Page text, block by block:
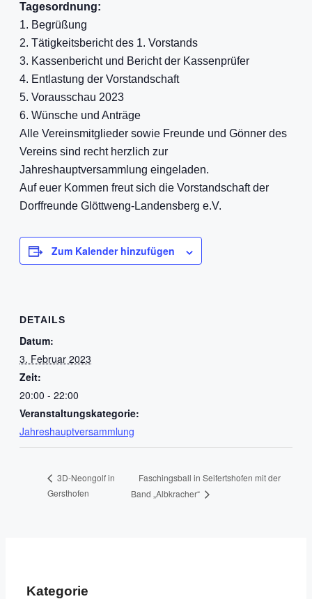
Tagesordnung:
1. Begrüßung
2. Tätigkeitsbericht des 1. Vorstands
3. Kassenbericht und Bericht der Kassenprüfer
4. Entlastung der Vorstandschaft
5. Vorausschau 2023
6. Wünsche und Anträge
Alle Vereinsmitglieder sowie Freunde und Gönner des
Vereins sind recht herzlich zur
Jahreshauptversammlung eingeladen.
Auf euer Kommen freut sich die Vorstandschaft der
Dorffreunde Glöttweng-Landensberg e.V.
Zum Kalender hinzufügen
DETAILS
Datum:
3. Februar 2023
Zeit:
20:00 - 22:00
Veranstaltungskategorie:
Jahreshauptversammlung
3D-Neongolf in
Gersthofen
Faschingsball in Seifertshofen mit der
Band „Albkracher“
Kategorie